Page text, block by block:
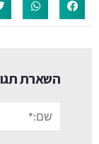
השארת